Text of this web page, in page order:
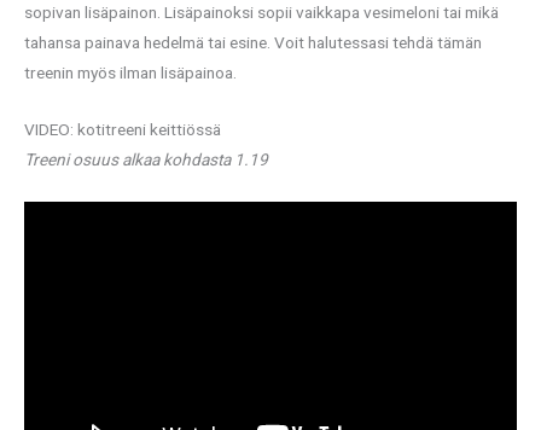
sopivan lisäpainon. Lisäpainoksi sopii vaikkapa vesimeloni tai mikä
tahansa painava hedelmä tai esine. Voit halutessasi tehdä tämän
treenin myös ilman lisäpainoa.
VIDEO: kotitreeni keittiössä
Treeni osuus alkaa kohdasta 1.19